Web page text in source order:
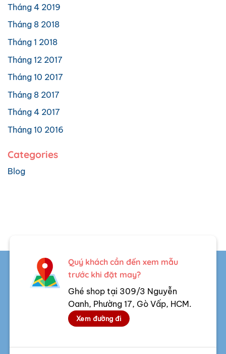
Tháng 4 2019
Tháng 8 2018
Tháng 1 2018
Tháng 12 2017
Tháng 10 2017
Tháng 8 2017
Tháng 4 2017
Tháng 10 2016
Categories
Blog
Quý khách cần đến xem mẫu
trước khi đặt may?
Ghé shop tại 309/3 Nguyễn
Oanh, Phường 17, Gò Vấp, HCM.
Xem đường đi